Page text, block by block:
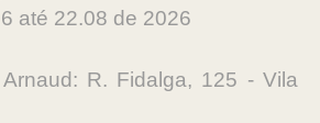
até 22.08 de 2026
R. Fidalga, 125 - Vila